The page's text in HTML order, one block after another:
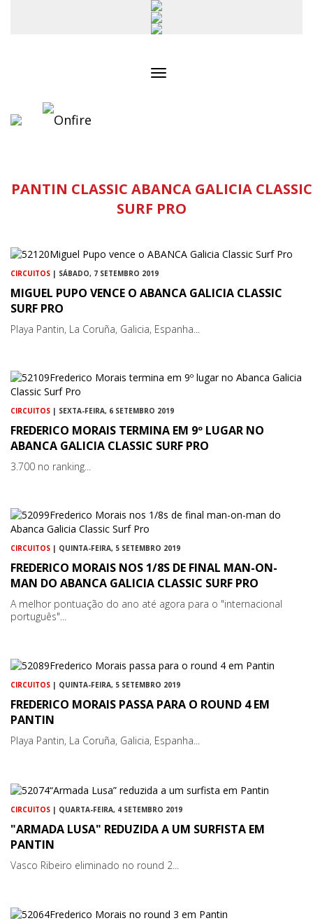
PANTIN CLASSIC ABANCA GALICIA CLASSIC
SURF PRO
CIRCUITOS | SÁBADO, 7 SETEMBRO 2019
MIGUEL PUPO VENCE O ABANCA GALICIA CLASSIC
SURF PRO
Playa Pantin, La Coruña, Galicia, Espanha...
CIRCUITOS | SEXTA-FEIRA, 6 SETEMBRO 2019
FREDERICO MORAIS TERMINA EM 9º LUGAR NO
ABANCA GALICIA CLASSIC SURF PRO
3.700 no ranking...
CIRCUITOS | QUINTA-FEIRA, 5 SETEMBRO 2019
FREDERICO MORAIS NOS 1/8S DE FINAL MAN-ON-
MAN DO ABANCA GALICIA CLASSIC SURF PRO
A melhor pontuação do ano até agora para o "internacional
português"...
CIRCUITOS | QUINTA-FEIRA, 5 SETEMBRO 2019
FREDERICO MORAIS PASSA PARA O ROUND 4 EM
PANTIN
Playa Pantin, La Coruña, Galicia, Espanha...
CIRCUITOS | QUARTA-FEIRA, 4 SETEMBRO 2019
"ARMADA LUSA" REDUZIDA A UM SURFISTA EM
PANTIN
Vasco Ribeiro eliminado no round 2...